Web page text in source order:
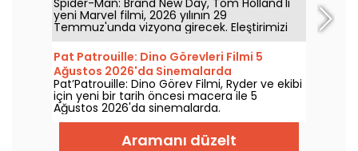
dönüşüne dair spoiler içermeyen
incelememiz
yeni Marvel filmi, 2026 yılının 29
Temmuz'unda vizyona girecek. Eleştirimizi
keşfedin!
Pat Patrouille: Dino Görevleri Filmi 5
Ağustos 2026'da Sinemalarda
Pat’Patrouille: Dino Görev Filmi, Ryder ve ekibi
için yeni bir tarih öncesi macera ile 5
Ağustos 2026'da sinemalarda.
Aramanı düzelt